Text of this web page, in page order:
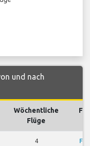
und nach
Wöchentliche
Flüge
4